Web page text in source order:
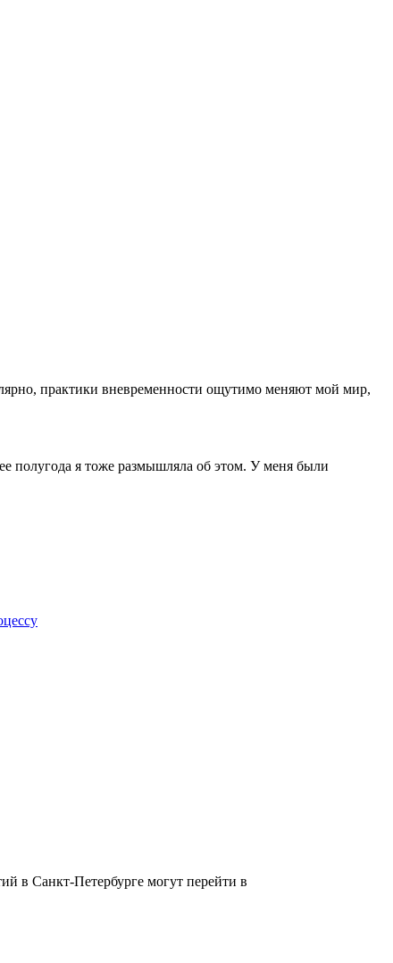
практики вневременности ощутимо меняют мой мир,
полугода я тоже размышляла об этом. У меня были
в Санкт-Петербурге могут перейти в